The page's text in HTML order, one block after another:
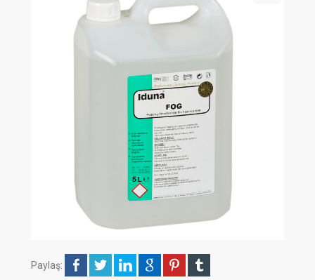
Paylaş: